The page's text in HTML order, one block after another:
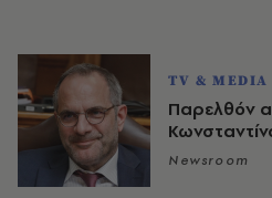
TV & MEDIA
Παρελθόν
Newsroom